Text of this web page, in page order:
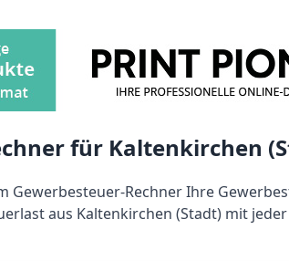
für Kaltenkirchen
Gewerbesteuer-Rechner Ihre
aus Kaltenkirchen (Stadt) mit